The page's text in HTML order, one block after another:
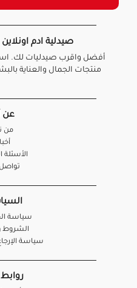
صيدلية ادم
أفضل واقرب صيدليات لك.
منتجات الجمال والعناية
عن
من
الأسئلة
سياسة
الشروط
سياسة